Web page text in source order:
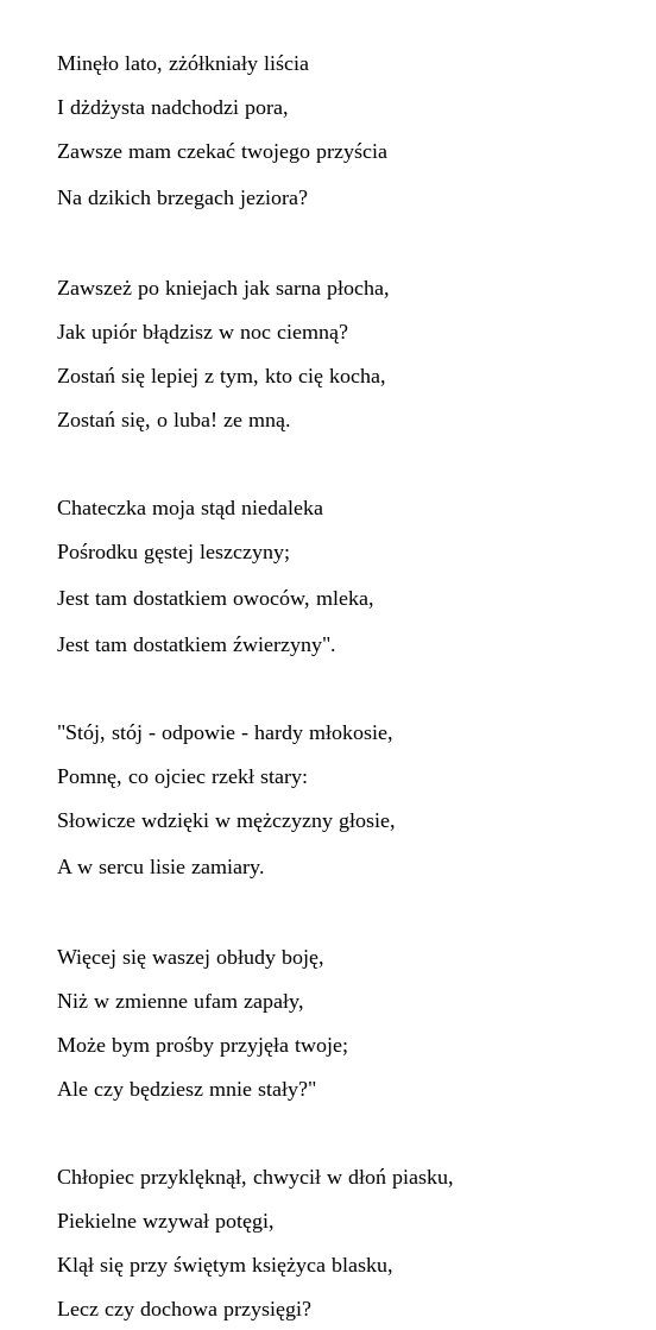
Minęło lato, zżółkniały liścia
I dżdżysta nadchodzi pora,
Zawsze mam czekać twojego przyścia
Na dzikich brzegach jeziora?
Zawszeż po kniejach jak sarna płocha,
Jak upiór błądzisz w noc ciemną?
Zostań się lepiej z tym, kto cię kocha,
Zostań się, o luba! ze mną.
Chateczka moja stąd niedaleka
Pośrodku gęstej leszczyny;
Jest tam dostatkiem owoców, mleka,
Jest tam dostatkiem źwierzyny".
"Stój, stój - odpowie - hardy młokosie,
Pomnę, co ojciec rzekł stary:
Słowicze wdzięki w mężczyzny głosie,
A w sercu lisie zamiary.
Więcej się waszej obłudy boję,
Niż w zmienne ufam zapały,
Może bym prośby przyjęła twoje;
Ale czy będziesz mnie stały?"
Chłopiec przyklęknął, chwycił w dłoń piasku,
Piekielne wzywał potęgi,
Klął się przy świętym księżyca blasku,
Lecz czy dochowa przysięgi?